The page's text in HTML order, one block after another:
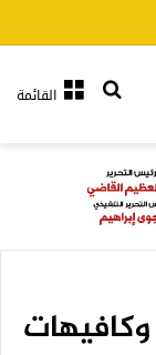
القائمةبحث عن